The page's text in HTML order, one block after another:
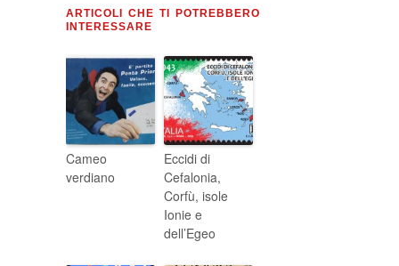
ARTICOLI CHE TI POTREBBERO
INTERESSARE
Cameo
verdiano
Eccidi di
Cefalonia,
Corfù, isole
Ionie e
dell’Egeo